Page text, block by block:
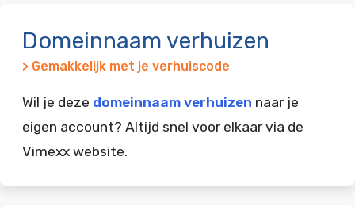
Domeinnaam verhuizen
> Gemakkelijk met je verhuiscode
Wil je deze domeinnaam verhuizen naar je
eigen account? Altijd snel voor elkaar via de
Vimexx website.